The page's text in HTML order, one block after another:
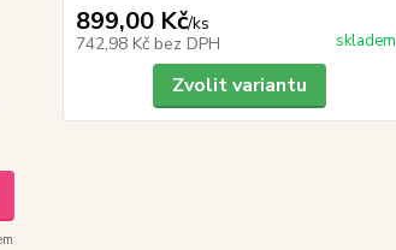
899,00 Kč/ks
742,98 Kč bez DPH skladem
Zvolit variantu